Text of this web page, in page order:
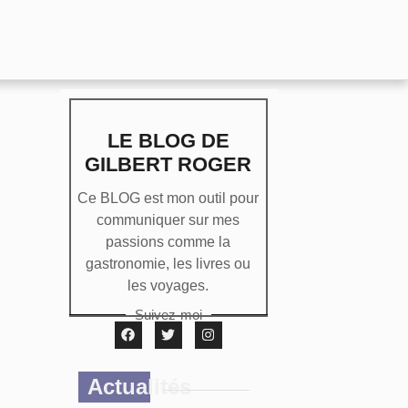
LE BLOG DE
GILBERT ROGER
Ce BLOG est mon outil pour
communiquer sur mes
passions comme la
gastronomie, les livres ou
les voyages.
Suivez-moi
Actualités